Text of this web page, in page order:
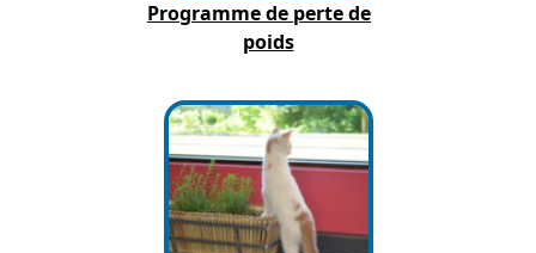
Programme de perte de
poids